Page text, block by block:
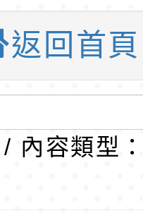
教育專
，歡迎已
資格者報
園市桃
學年度「
選
學年度
教師甄選
額)
園市桃
年度「
」甄選
學年度
教師甄選
額)
生及幼兒
版)與學
政府政風
114年
表推薦
，請
件人選
返回首頁
內容類型